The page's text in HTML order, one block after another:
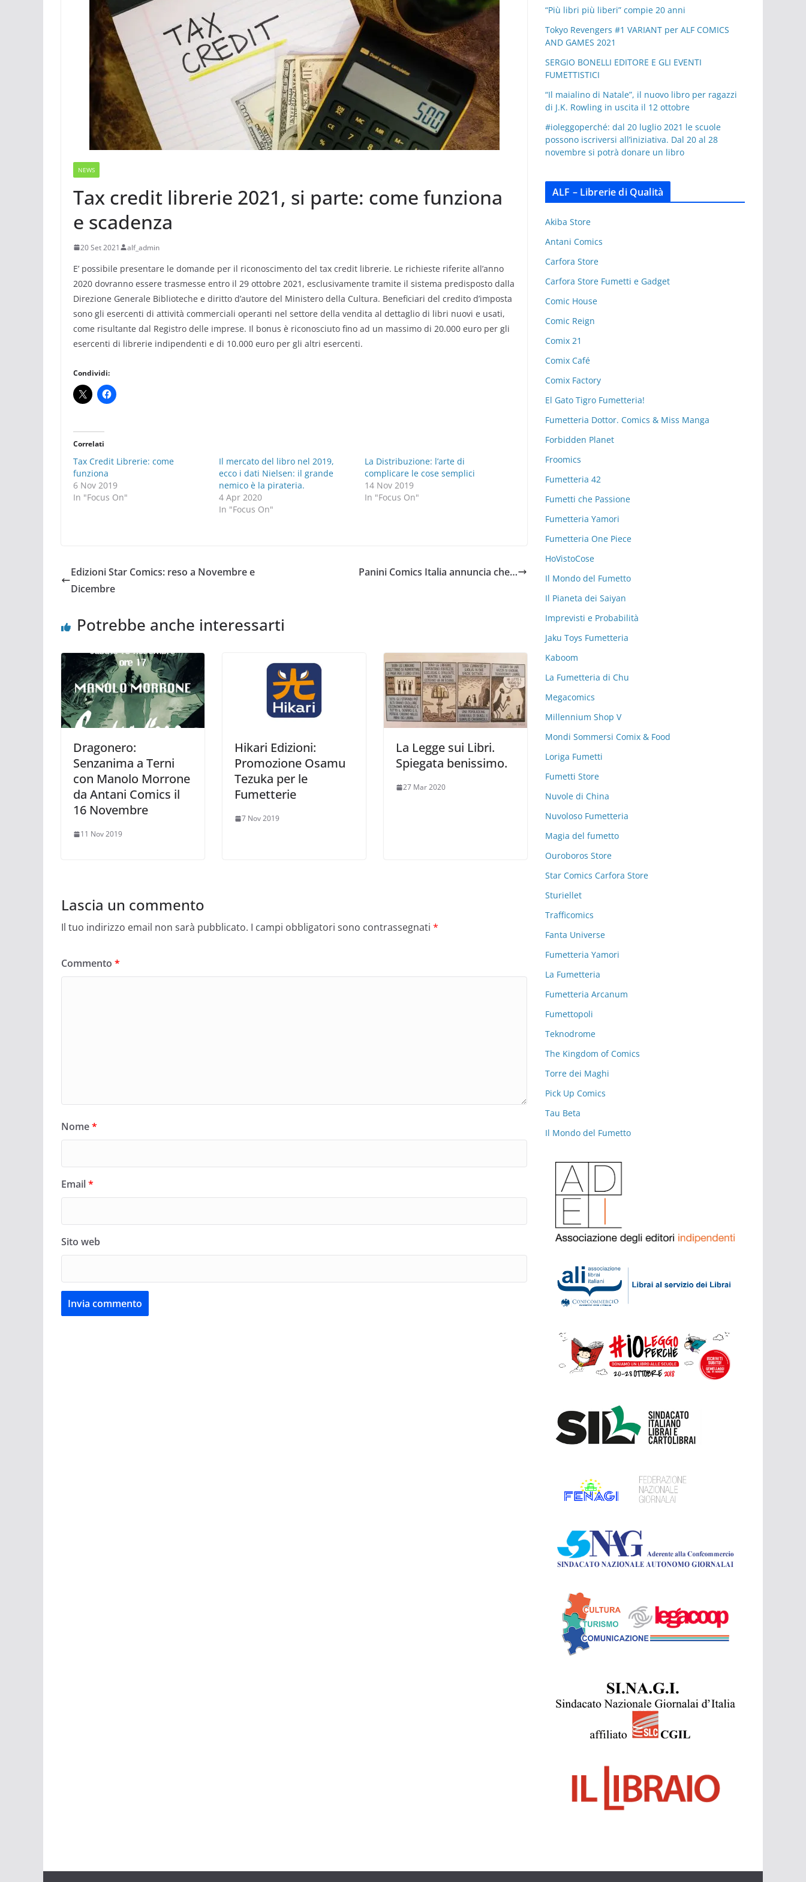
NEWS
Tax credit librerie 2021, si parte: come funziona
e scadenza
20 Set 2021 alf_admin
E’ possibile presentare le domande per il riconoscimento del tax credit librerie. Le richieste riferite all’anno
2020 dovranno essere trasmesse entro il 29 ottobre 2021, esclusivamente tramite il sistema predisposto dalla
Direzione Generale Biblioteche e diritto d’autore del Ministero della Cultura. Beneficiari del credito d’imposta
sono gli esercenti di attività commerciali operanti nel settore della vendita al dettaglio di libri nuovi e usati,
come risultante dal Registro delle imprese. Il bonus è riconosciuto fino ad un massimo di 20.000 euro per gli
esercenti di librerie indipendenti e di 10.000 euro per gli altri esercenti.
Condividi:
Correlati
Tax Credit Librerie: come
funziona
6 Nov 2019
In "Focus On"
Il mercato del libro nel 2019,
ecco i dati Nielsen: il grande
nemico è la pirateria.
4 Apr 2020
In "Focus On"
La Distribuzione: l’arte di
complicare le cose semplici
14 Nov 2019
In "Focus On"
Edizioni Star Comics: reso a Novembre e
Dicembre
Panini Comics Italia annuncia che…
Potrebbe anche interessarti
Dragonero:
Senzanima a Terni
con Manolo Morrone
da Antani Comics il
16 Novembre
11 Nov 2019
Hikari Edizioni:
Promozione Osamu
Tezuka per le
Fumetterie
7 Nov 2019
La Legge sui Libri.
Spiegata benissimo.
27 Mar 2020
Lascia un commento
Il tuo indirizzo email non sarà pubblicato. I campi obbligatori sono contrassegnati *
Commento *
Nome*
Email*
Sito web
“Più libri più liberi” compie 20 anni
Tokyo Revengers #1 VARIANT per ALF COMICS
AND GAMES 2021
SERGIO BONELLI EDITORE E GLI EVENTI
FUMETTISTICI
“Il maialino di Natale”, il nuovo libro per ragazzi
di J.K. Rowling in uscita il 12 ottobre
#ioleggoperché: dal 20 luglio 2021 le scuole
possono iscriversi all’iniziativa. Dal 20 al 28
novembre si potrà donare un libro
ALF – Librerie di Qualità
Akiba Store
Antani Comics
Carfora Store
Carfora Store Fumetti e Gadget
Comic House
Comic Reign
Comix 21
Comix Café
Comix Factory
El Gato Tigro Fumetteria!
Fumetteria Dottor. Comics & Miss Manga
Forbidden Planet
Froomics
Fumetteria 42
Fumetti che Passione
Fumetteria Yamori
Fumetteria One Piece
HoVistoCose
Il Mondo del Fumetto
Il Pianeta dei Saiyan
Imprevisti e Probabilità
Jaku Toys Fumetteria
Kaboom
La Fumetteria di Chu
Megacomics
Millennium Shop V
Mondi Sommersi Comix & Food
Loriga Fumetti
Fumetti Store
Nuvole di China
Nuvoloso Fumetteria
Magia del fumetto
Ouroboros Store
Star Comics Carfora Store
Sturiellet
Trafficomics
Fanta Universe
Fumetteria Yamori
La Fumetteria
Fumetteria Arcanum
Fumettopoli
Teknodrome
The Kingdom of Comics
Torre dei Maghi
Pick Up Comics
Tau Beta
Il Mondo del Fumetto